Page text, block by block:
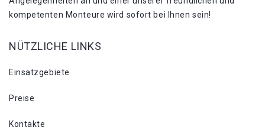
kompetenten Monteure wird sofort bei Ihnen sein!
NÜTZLICHE LINKS
Einsatzgebiete
Preise
Kontakte